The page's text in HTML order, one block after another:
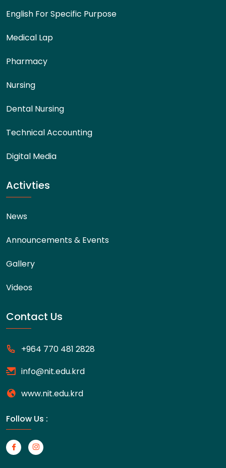
English For Specific Purpose
Medical Lap
Pharmacy
Nursing
Dental Nursing
Technical Accounting
Digital Media
Activties
News
Announcements & Events
Gallery
Videos
Contact Us
+964 770 481 2828
info@nit.edu.krd
www.nit.edu.krd
Follow Us :